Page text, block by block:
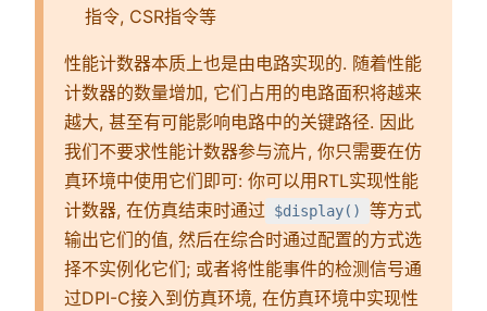
指令, CSR指令等
性能计数器本质上也是由电路实现的. 随着性能
计数器的数量增加, 它们占用的电路面积将越来
越大, 甚至有可能影响电路中的关键路径. 因此
我们不要求性能计数器参与流片, 你只需要在仿
真环境中使用它们即可: 你可以用RTL实现性能
计数器, 在仿真结束时通过
$display()
等方式
输出它们的值, 然后在综合时通过配置的方式选
择不实例化它们; 或者将性能事件的检测信号通
过DPI-C接入到仿真环境, 在仿真环境中实现性